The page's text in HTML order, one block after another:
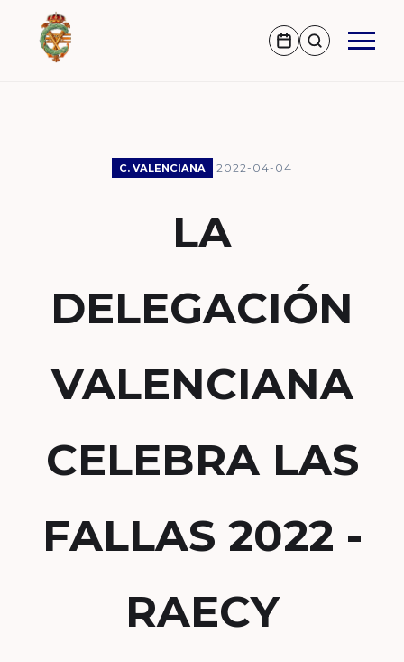
C. VALENCIANA 2022-04-04
LA
DELEGACIÓN
VALENCIANA
CELEBRA LAS
FALLAS 2022 -
RAECY